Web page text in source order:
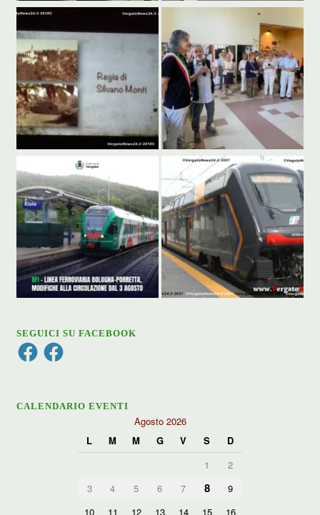
SEGUICI SU FACEBOOK
FacebookFacebook
CALENDARIO EVENTI
Agosto 2026
L
M M G V S
D
1
2
3
4 5 6 7 8
9
10
11 12 13 14 15
16